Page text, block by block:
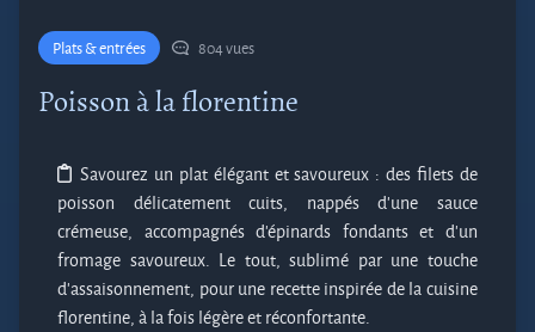
Plats & entrées 804 vues
Poisson à la florentine
Savourez un plat élégant et savoureux : des filets de
poisson délicatement cuits, nappés d'une sauce
crémeuse, accompagnés d'épinards fondants et d'un
fromage savoureux. Le tout, sublimé par une touche
d’assaisonnement, pour une recette inspirée de la cuisine
florentine, à la fois légère et réconfortante.